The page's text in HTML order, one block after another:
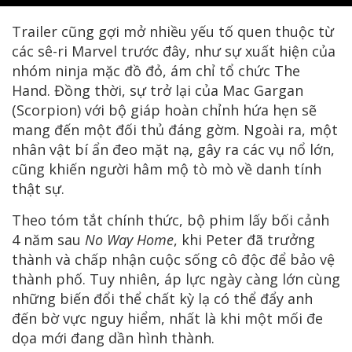
Trailer cũng gợi mở nhiều yếu tố quen thuộc từ
các sê-ri Marvel trước đây, như sự xuất hiện của
nhóm ninja mặc đồ đỏ, ám chỉ tổ chức The
Hand. Đồng thời, sự trở lại của Mac Gargan
(Scorpion) với bộ giáp hoàn chỉnh hứa hẹn sẽ
mang đến một đối thủ đáng gờm. Ngoài ra, một
nhân vật bí ẩn đeo mặt nạ, gây ra các vụ nổ lớn,
cũng khiến người hâm mộ tò mò về danh tính
thật sự.
Theo tóm tắt chính thức, bộ phim lấy bối cảnh
4 năm sau No Way Home, khi Peter đã trưởng
thành và chấp nhận cuộc sống cô độc để bảo vệ
thành phố. Tuy nhiên, áp lực ngày càng lớn cùng
những biến đổi thể chất kỳ lạ có thể đẩy anh
đến bờ vực nguy hiểm, nhất là khi một mối đe
dọa mới đang dần hình thành.